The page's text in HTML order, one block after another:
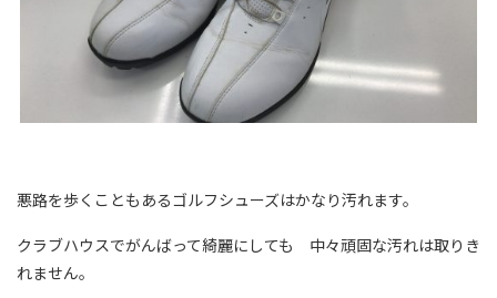
悪路を歩くこともあるゴルフシューズはかなり汚れます。
クラブハウスでがんばって綺麗にしても 中々頑固な汚れは取りき
れません。